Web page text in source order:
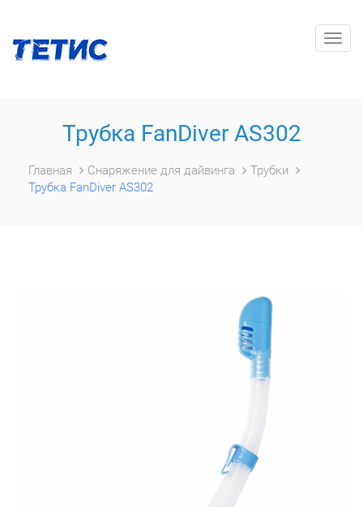
Трубка FanDiver AS302
Главная Снаряжение для дайвинга
Трубки
Трубка FanDiver AS302